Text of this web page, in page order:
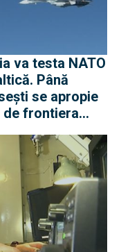
va testa NATO
Până
se apropie
de frontiera